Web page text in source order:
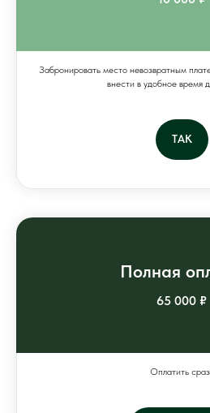
Забронировать место невозвратным
внести в удобное время
ТАК
Полная
65 000 ₽
Оплатить